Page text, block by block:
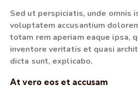
Sed ut perspiciatis, unde omnis
voluptatem accusantium
totam rem aperiam eaque ipsa,
inventore veritatis et quasi
dicta sunt, explicabo.
At vero eos et accusam